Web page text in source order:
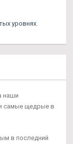
уровнях.
наши
самые щедрые в
в последний